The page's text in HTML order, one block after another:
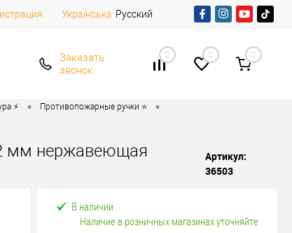
Українська Русский
Заказать
звонок
0 0 0
⚡️ • Противопожарные ручки ⭐ •
мм нержавеющая
Артикул:
36503
В наличии
Наличие в розничных магазинах уточняйте